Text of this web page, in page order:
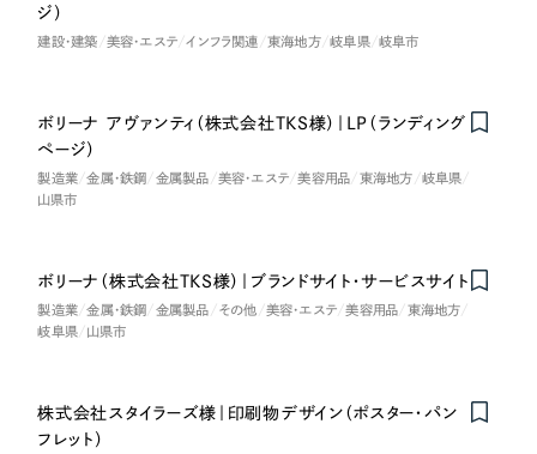
全国1,400社以上の支援実績の中から実績の
ブックマークしたサイト
コーポレート・企業サイト
IT・インターネット
インフラ関連
広告・メディア・放送
不動産
農林・水産
金融・保険業
ジ）
建設・建築 美容・エステ インフラ関連 東海地方 岐阜県 岐阜市
ボリーナ アヴァンティ（株式会社TKS様）｜LP（ランディング
ページ）
製造業 金属・鉄鋼 金属製品 美容・エステ 美容用品 東海地方
岐阜県
山県市
ボリーナ（株式会社TKS様）｜ブランドサイト・サービスサイト
製造業 金属・鉄鋼 金属製品 その他 美容・エステ 美容用品
東海地方
岐阜県
山県市
株式会社スタイラーズ様｜印刷物デザイン（ポスター・パン
フレット）